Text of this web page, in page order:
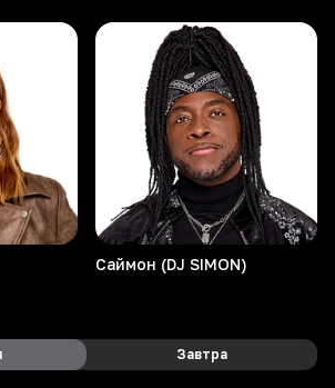
Me In The Dark
(Your Heart)
FEDUK
ME BE
Schulz, BARBZ
Саймон (DJ SIMON)
Завтра